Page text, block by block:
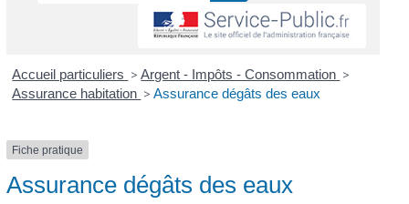
Accueil particuliers > Argent - Impôts - Consommation >
Assurance habitation > Assurance dégâts des eaux
Fiche pratique
Assurance dégâts des eaux